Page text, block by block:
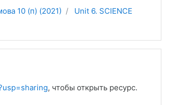
10 (п) (2021)
Unit 6. SCIENCE
, чтобы открыть ресурс.